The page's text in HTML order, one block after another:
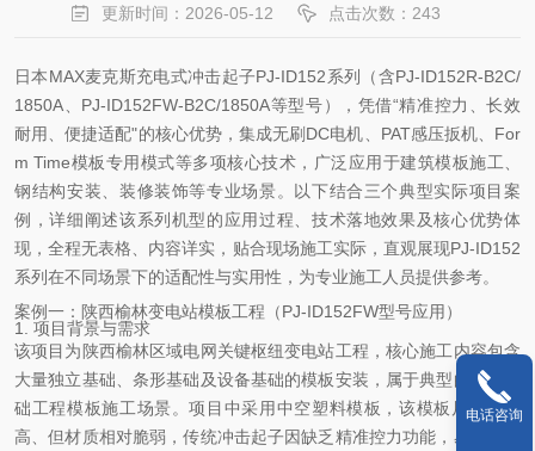
更新时间：2026-05-12 点击次数：243
日本MAX麦克斯充电式冲击起子PJ-ID152系列（含PJ-ID152R-B2C/
1850A、PJ-ID152FW-B2C/1850A等型号），凭借“精准控力、长效
耐用、便捷适配"的核心优势，集成无刷DC电机、PAT感压扳机、For
m Time模板专用模式等多项核心技术，广泛应用于建筑模板施工、
钢结构安装、装修装饰等专业场景。以下结合三个典型实际项目案
例，详细阐述该系列机型的应用过程、技术落地效果及核心优势体
现，全程无表格、内容详实，贴合现场施工实际，直观展现PJ-ID152
系列在不同场景下的适配性与实用性，为专业施工人员提供参考。
案例一：陕西榆林变电站模板工程（PJ-ID152FW型号应用）
1. 项目背景与需求
该项目为陕西榆林区域电网关键枢纽变电站工程，核心施工内容包含
大量独立基础、条形基础及设备基础的模板安装，属于典型的电力基
础工程模板施工场景。项目中采用中空塑料模板，该模板尺寸精度
高、但材质相对脆弱，传统冲击起子因缺乏精准控力功能，易出现过
电话咨询